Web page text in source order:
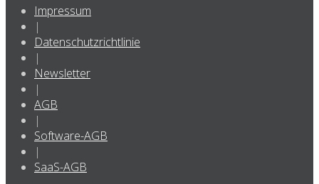
Impressum
|
Datenschutzrichtlinie
|
Newsletter
|
AGB
|
Software-AGB
|
SaaS-AGB